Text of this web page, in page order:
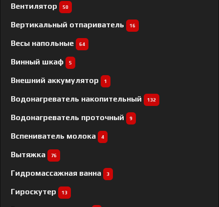
Вентилятор 50
Вертикальный отпариватель 16
Весы напольные 64
Винный шкаф 5
Внешний аккумулятор 1
Водонагреватель накопительный 132
Водонагреватель проточный 9
Вспениватель молока 4
Вытяжка 76
Гидромассажная ванна 3
Гироскутер 13